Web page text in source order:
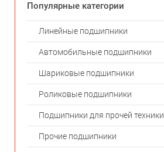
Популярные категории
Линейные подшипники
Автомобильные подшипники
Шариковые подшипники
Роликовые подшипники
Подшипники для прочей техники
Прочие подшипники